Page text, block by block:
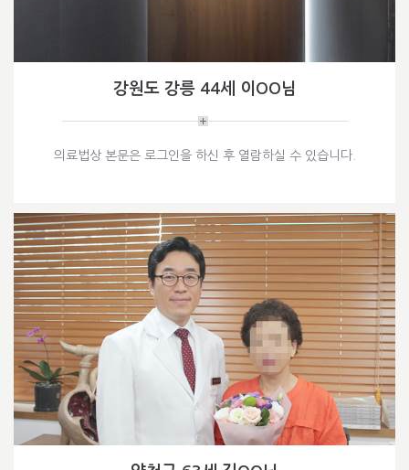
강원도 강릉 44세 이OO님
의료법상 본문은 로그인을 하신 후 열람하실 수 있습니다.